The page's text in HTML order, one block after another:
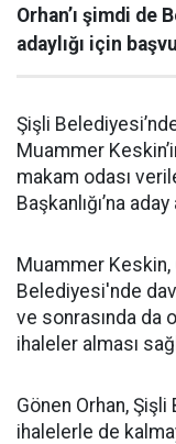
Orhan’ı şimdi de
adaylığı için
Şişli
Muammer
makam odası
Başkanlığı’na
Muammer Keskin,
Belediyesi'nde
ve sonrasında da
ihaleler alması
Gönen Orhan,
ihalelerle de